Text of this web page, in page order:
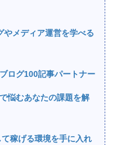
やメディア運営を学べる
ログ100記事パートナー
悩むあなたの課題を解
て稼げる環境を手に入れ